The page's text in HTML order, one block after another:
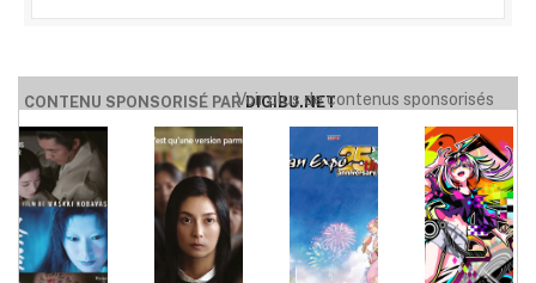
CONTENU SPONSORISÉ PARDIGIBU.NET
Voir plus de contenus sponsorisés